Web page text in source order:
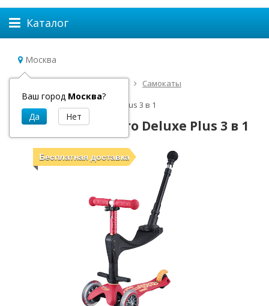
Каталог
Москва
Ваш город Москва?
Главная Детский транспорт
Самокаты
Детские самокаты Micro
Самокат Mini Micro Deluxe Plus 3 в 1
Самокат Mini Micro Deluxe Plus 3 в 1
Бесплатная доставка